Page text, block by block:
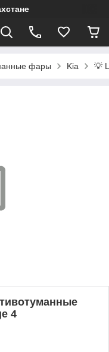
фары Kia 💡
4